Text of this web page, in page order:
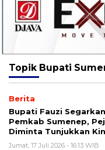
Topik Bupati
Berita
Bupati Fauzi
Pemkab Sumenep,
Diminta Tunjukkan
Jumat, 17 Juli 2026 - 16:13 WIB